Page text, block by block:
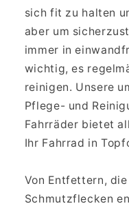
sich fit zu halten
aber um
immer in
wichtig, es
reinigen. Unsere
Pflege- und
Fahrräder bietet
Ihr Fahrrad in
Von Entfettern,
Schmutzflecken